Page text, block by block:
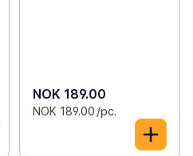
NOK 189.00
NOK 189.00 /pc.